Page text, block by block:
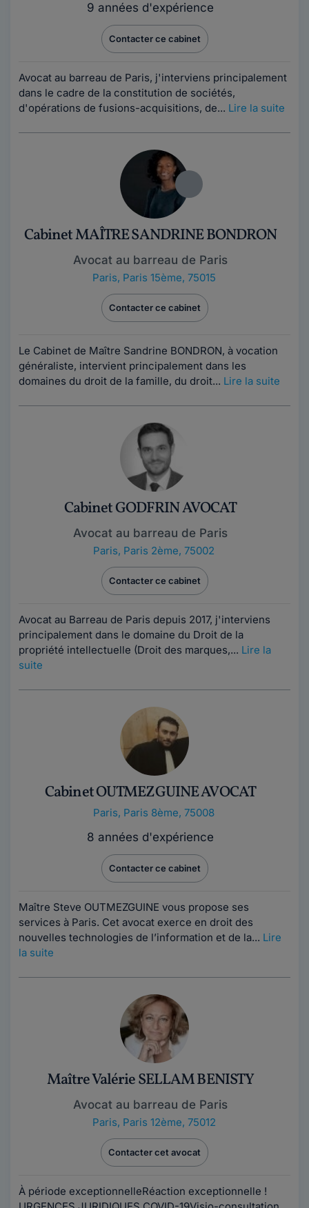
9 années d'expérience
Contacter ce cabinet
Avocat au barreau de Paris, j'interviens principalement
dans le cadre de la constitution de sociétés,
d'opérations de fusions-acquisitions, de... Lire la suite
Cabinet MAÎTRE SANDRINE BONDRON
Avocat au barreau de Paris
Paris, Paris 15ème, 75015
Contacter ce cabinet
Le Cabinet de Maître Sandrine BONDRON, à vocation
généraliste, intervient principalement dans les
domaines du droit de la famille, du droit... Lire la suite
Cabinet GODFRIN AVOCAT
Avocat au barreau de Paris
Paris, Paris 2ème, 75002
Contacter ce cabinet
Avocat au Barreau de Paris depuis 2017, j'interviens
principalement dans le domaine du Droit de la
propriété intellectuelle (Droit des marques,... Lire la
suite
Cabinet OUTMEZGUINE AVOCAT
Paris, Paris 8ème, 75008
8 années d'expérience
Contacter ce cabinet
Maître Steve OUTMEZGUINE vous propose ses
services à Paris. Cet avocat exerce en droit des
nouvelles technologies de l’information et de la... Lire
la suite
Maître Valérie SELLAM BENISTY
Avocat au barreau de Paris
Paris, Paris 12ème, 75012
Contacter cet avocat
À période exceptionnelleRéaction exceptionnelle !